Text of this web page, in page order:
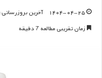
۱۴۰۴-۰۴-۲۵ آخرین بروزرسانی: ۱۴۰۴-۰۴-۲۵
زمان تقریبی مطالعه 7 دقیقه